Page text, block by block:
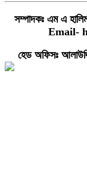
সম্পাদকঃ এম এ
Email-
হেড অফিসঃ